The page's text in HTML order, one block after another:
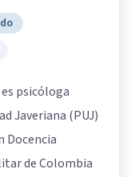
es psicóloga
Javeriana (PUJ)
Docencia
de Colombia